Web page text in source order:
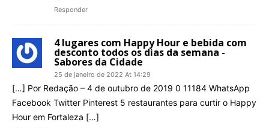
Responder
4 lugares com Happy Hour e bebida com
desconto todos os dias da semana -
Sabores da Cidade
25 de janeiro de 2022 At 14:29
[…] Por Redação – 4 de outubro de 2019 0 11184 WhatsApp
Facebook Twitter Pinterest 5 restaurantes para curtir o Happy
Hour em Fortaleza […]